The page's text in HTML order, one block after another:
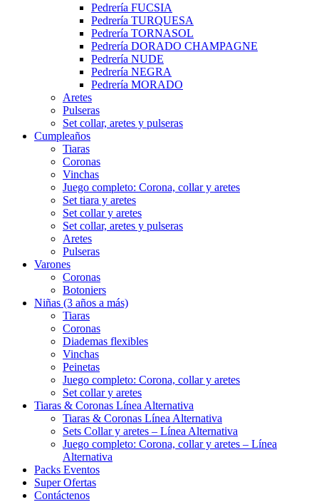
Pedrería FUCSIA
Pedrería TURQUESA
Pedrería TORNASOL
Pedrería DORADO CHAMPAGNE
Pedrería NUDE
Pedrería NEGRA
Pedrería MORADO
Aretes
Pulseras
Set collar, aretes y pulseras
Cumpleaños
Tiaras
Coronas
Vinchas
Juego completo: Corona, collar y aretes
Set tiara y aretes
Set collar y aretes
Set collar, aretes y pulseras
Aretes
Pulseras
Varones
Coronas
Botoniers
Niñas (3 años a más)
Tiaras
Coronas
Diademas flexibles
Vinchas
Peinetas
Juego completo: Corona, collar y aretes
Set collar y aretes
Tiaras & Coronas Línea Alternativa
Tiaras & Coronas Línea Alternativa
Sets Collar y aretes – Línea Alternativa
Juego completo: Corona, collar y aretes – Línea
Alternativa
Packs Eventos
Super Ofertas
Contáctenos